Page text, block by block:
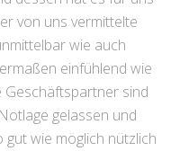
von uns vermittelte
wie auch
einfühlend wie
Geschäftspartner sind
gelassen und
wie möglich nützlich